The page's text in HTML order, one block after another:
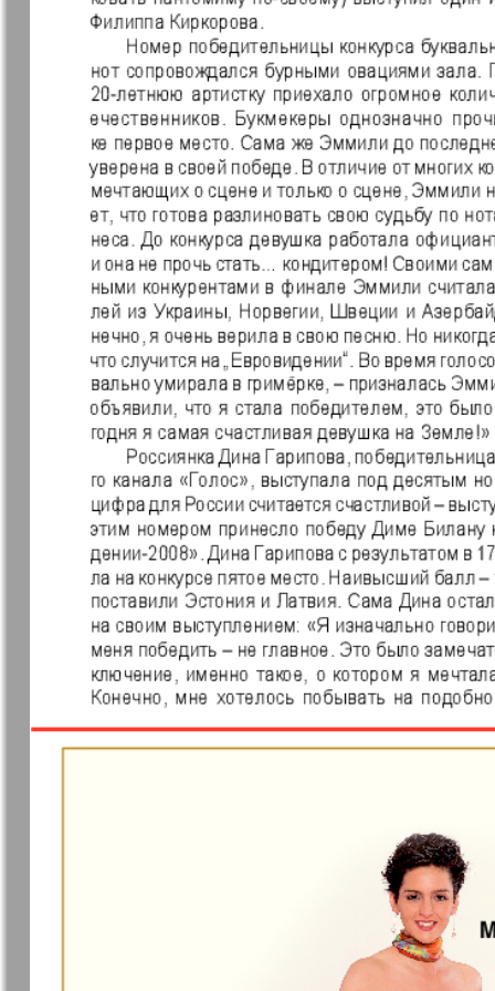
3
7
13
19
25
31
37
43
49
МК-Германия
планета мнений
МК-
Новые Земляки
Panorama-mir Партнер
Русский вояж
Архив необновляющихся на сайте изданий
7плюс7я Авангард
Анонс Антенна
Афиша Augsburg Бизнес
Восточная
Германия